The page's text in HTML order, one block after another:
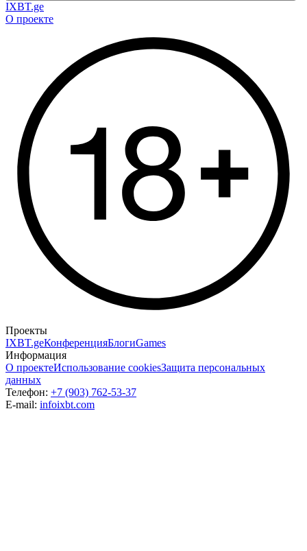
IXBT.ge
О проекте
Проекты
IXBT.geКонференцияБлогиGames
Информация
О проектеИспользование cookiesЗащита персональных
данных
Телефон: +7 (903) 762-53-37
E-mail: infoixbt.com